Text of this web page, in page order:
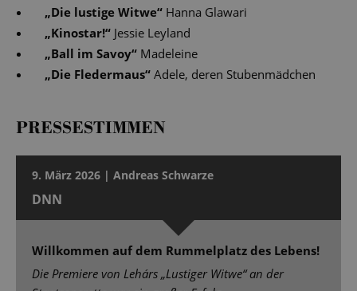
„Die lustige Witwe“ Hanna Glawari
„Kinostar!“ Jessie Leyland
„Ball im Savoy“ Madeleine
„Die Fledermaus“ Adele, deren Stubenmädchen
PRESSESTIMMEN
9. März 2026 | Andreas Schwarze
DNN
Willkommen auf dem Rummelplatz des Lebens!
Die Premiere von Lehárs „Lustiger Witwe“ an der